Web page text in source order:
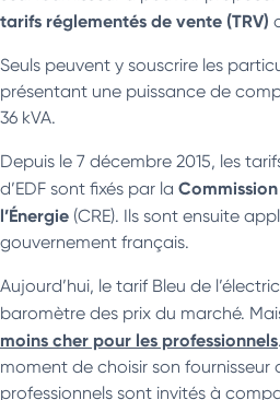
tarifs réglementés de vente (TRV)
Seuls peuvent y souscrire les
présentant une puissance de
36 kVA.
Depuis le 7 décembre 2015, les
d’EDF sont fixés par la
l’Énergie (CRE). Ils sont ensuite
gouvernement français.
Aujourd’hui, le tarif Bleu de
baromètre des prix du marché.
moins cher pour les professionnels
moment de choisir son fournisseur
professionnels sont invités à